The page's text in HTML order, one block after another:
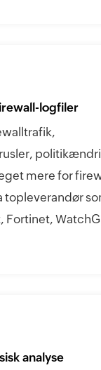
logfiler
mere for
topleverandør
Fortinet,
analyse